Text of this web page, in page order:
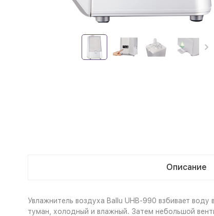
Описание
Увлажнитель воздуха Ballu UHB-990 взбивает
туман, холодный и влажный. Затем небольшой